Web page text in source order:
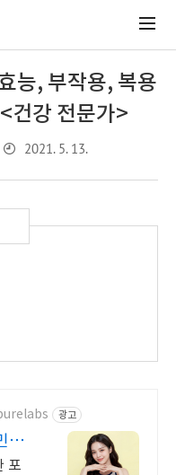
능, 부작용, 복용
건강 전문가>
2021. 5. 13.
광고
C
포